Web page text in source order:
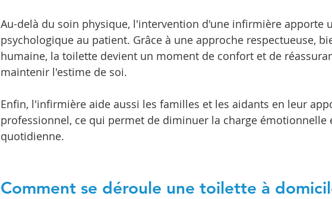
Au-delà du soin physique, l'intervention d'une infirmière apporte
psychologique au patient. Grâce à une approche respectueuse,
humaine, la toilette devient un moment de confort et de
maintenir l'estime de soi.
Enfin, l'infirmière aide aussi les familles et les aidants en leur
professionnel, ce qui permet de diminuer la charge émotionnelle
quotidienne.
Comment se déroule une toilette à